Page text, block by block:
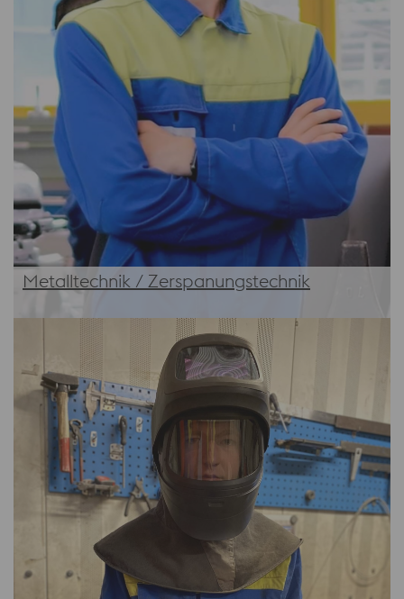
Metalltechnik / Zerspanungstechnik